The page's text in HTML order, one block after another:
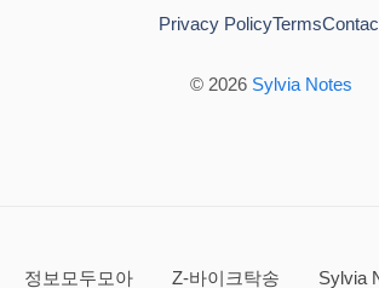
© 2026 Sylvia Notes
Privacy PolicyTerms
정보모두모아 Z-바이크탁송 Sylvia